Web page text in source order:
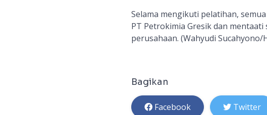
Selama mengikuti pelatihan,
PT Petrokimia Gresik dan
perusahaan. (Wahyudi Sucahyono/
Bagikan
Facebook Twitter